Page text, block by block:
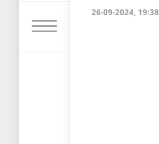
26-09-2024, 19:38